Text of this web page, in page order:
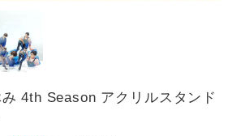
み 4th Season アクリルスタンド